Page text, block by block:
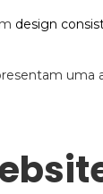
design